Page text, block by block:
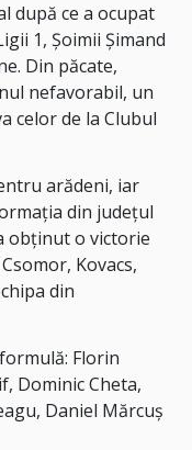
după ce a ocupat
1, Șoimii Șimand
Din păcate,
nefavorabil, un
celor de la Clubul
arădeni, iar
din județul
obținut o victorie
Kovacs,
din
Florin
Dominic Cheta,
Daniel Mărcuș